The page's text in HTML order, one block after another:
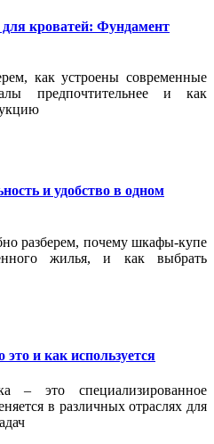
кроватей: Фундамент
как устроены современные
предпочтительнее и как
и удобство в одном
разберем, почему шкафы-купе
жилья, и как выбрать
и как используется
– это специализированное
в различных отраслях для